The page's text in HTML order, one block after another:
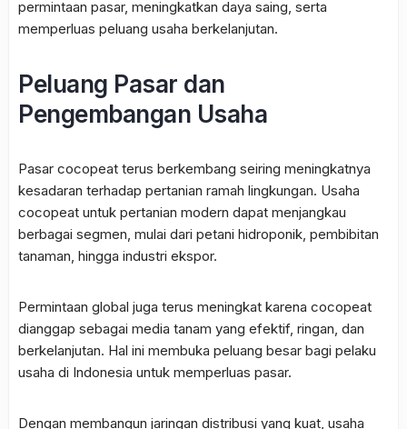
permintaan pasar, meningkatkan daya saing, serta
memperluas peluang usaha berkelanjutan.
Peluang Pasar dan
Pengembangan Usaha
Pasar cocopeat terus berkembang seiring meningkatnya
kesadaran terhadap pertanian ramah lingkungan. Usaha
cocopeat untuk pertanian modern dapat menjangkau
berbagai segmen, mulai dari petani hidroponik, pembibitan
tanaman, hingga industri ekspor.
Permintaan global juga terus meningkat karena cocopeat
dianggap sebagai media tanam yang efektif, ringan, dan
berkelanjutan. Hal ini membuka peluang besar bagi pelaku
usaha di Indonesia untuk memperluas pasar.
Dengan membangun jaringan distribusi yang kuat, usaha